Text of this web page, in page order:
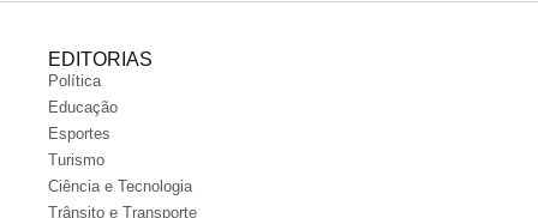
EDITORIAS
Política
Educação
Esportes
Turismo
Ciência e Tecnologia
Trânsito e Transporte